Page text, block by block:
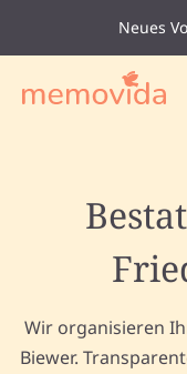
Neues
Wir organisieren
Biewer.